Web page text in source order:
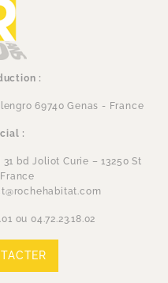
:
69740 Genas - France
:
31 bd Joliot Curie – 13250 St
ou 04.72.23.18.02